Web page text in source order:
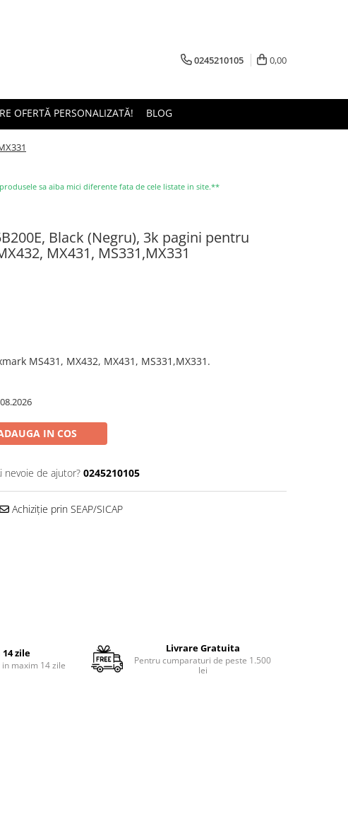
0245210105 0,00
OFERTĂ PERSONALIZATĂ! BLOG
sa aiba mici diferente fata de cele listate in site.**
Black (Negru), 3k pagini pentru
MX431, MS331,MX331
MS431, MX432, MX431, MS331,MX331.
IN COS
nevoie de ajutor? 0245210105
Achiziție prin SEAP/SICAP
zile
maxim 14 zile
Livrare Gratuita
Pentru cumparaturi de peste 1.500
lei